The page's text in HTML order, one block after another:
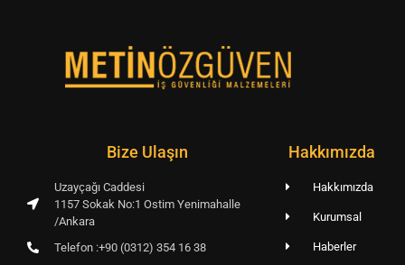
Bize Ulaşın
Uzayçağı Caddesi
1157 Sokak No:1 Ostim Yenimahalle
/Ankara
Telefon :+90 (0312) 354 16 38
Hakkımızda
Hakkımızda
Kurumsal
Haberler